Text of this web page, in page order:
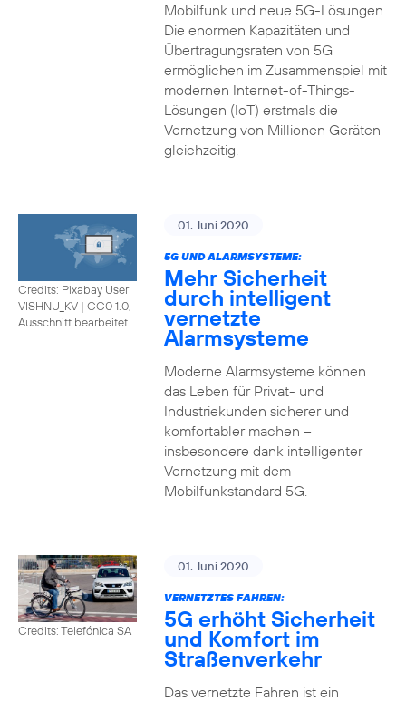
Mobilfunk und neue 5G-Lösungen.
Die enormen Kapazitäten und
Übertragungsraten von 5G
ermöglichen im Zusammenspiel mit
modernen Internet-of-Things-
Lösungen (IoT) erstmals die
Vernetzung von Millionen Geräten
gleichzeitig.
Credits: Pixabay User
VISHNU_KV | CC0 1.0,
Ausschnitt bearbeitet
01. Juni 2020
5G UND ALARMSYSTEME:
Mehr Sicherheit
durch intelligent
vernetzte
Alarmsysteme
Moderne Alarmsysteme können
das Leben für Privat- und
Industriekunden sicherer und
komfortabler machen –
insbesondere dank intelligenter
Vernetzung mit dem
Mobilfunkstandard 5G.
Credits: Telefónica SA
01. Juni 2020
VERNETZTES FAHREN:
5G erhöht Sicherheit
und Komfort im
Straßenverkehr
Das vernetzte Fahren ist ein